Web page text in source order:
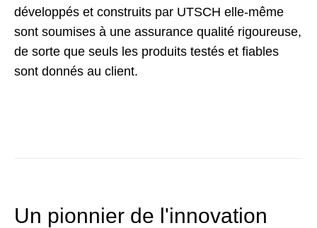
développés et construits par UTSCH elle-même
sont soumises à une assurance qualité rigoureuse,
de sorte que seuls les produits testés et fiables
sont donnés au client.
Un pionnier de l'innovation